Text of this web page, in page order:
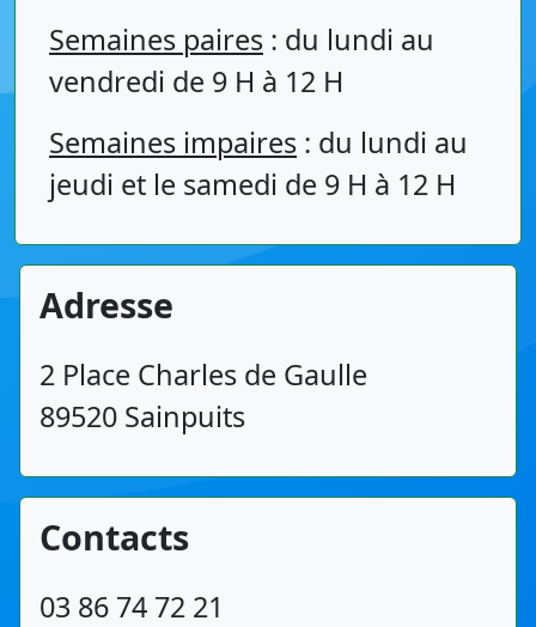
Semaines paires : du lundi au
vendredi de 9 H à 12 H
Semaines impaires : du lundi au
jeudi et le samedi de 9 H à 12 H
Adresse
2 Place Charles de Gaulle
89520 Sainpuits
Contacts
03 86 74 72 21